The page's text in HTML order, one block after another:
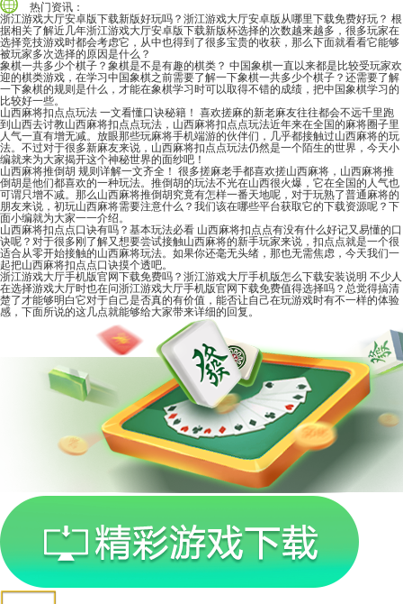
热门资讯：
浙江游戏大厅安卓版下载新版好玩吗？浙江游戏大厅安卓版从哪里下载免费好玩？ 根
据相关了解近几年浙江游戏大厅安卓版下载新版杯选择的次数越来越多，很多玩家在
选择竞技游戏时都会考虑它，从中也得到了很多宝贵的收获，那么下面就看看它能够
被玩家多次选择的原因是什么？
象棋一共多少个棋子？象棋是不是有趣的棋类？ 中国象棋一直以来都是比较受玩家欢
迎的棋类游戏，在学习中国象棋之前需要了解一下象棋一共多少个棋子？还需要了解
一下象棋的规则是什么，才能在象棋学习时可以取得不错的成绩，把中国象棋学习的
比较好一些。
山西麻将扣点点玩法 一文看懂口诀秘籍！ 喜欢搓麻的新老麻友往往都会不远千里跑
到山西去讨教山西麻将扣点点玩法，山西麻将扣点点玩法近年来在全国的麻将圈子里
人气一直有增无减。放眼那些玩麻将手机端游的伙伴们，几乎都接触过山西麻将的玩
法。不过对于很多新麻友来说，山西麻将扣点点玩法仍然是一个陌生的世界，今天小
编就来为大家揭开这个神秘世界的面纱吧！
山西麻将推倒胡 规则详解一文齐全！ 很多搓麻老手都喜欢搓山西麻将，山西麻将推
倒胡是他们都喜欢的一种玩法。推倒胡的玩法不光在山西很火爆，它在全国的人气也
可谓只增不减。那么山西麻将推倒胡究竟有怎样一番天地呢，对于玩熟了普通麻将的
朋友来说，初玩山西麻将需要注意什么？我们该在哪些平台获取它的下载资源呢？下
面小编就为大家一一介绍。
山西麻将扣点点口诀有吗？基本玩法必看 山西麻将扣点点有没有什么好记又易懂的口
诀呢？对于很多刚了解又想要尝试接触山西麻将的新手玩家来说，扣点点就是一个很
适合从零开始接触的山西麻将玩法。如果你还毫无头绪，那也无需焦虑，今天我们一
起把山西麻将扣点点口诀摸个透吧。
浙江游戏大厅手机版官网下载免费吗？浙江游戏大厅手机版怎么下载安装说明 不少人
在选择游戏大厅时也在问浙江游戏大厅手机版官网下载免费值得选择吗？总觉得搞清
楚了才能够明白它对于自己是否真的有价值，能否让自己在玩游戏时有不一样的体验
感，下面所说的这几点就能够给大家带来详细的回复。